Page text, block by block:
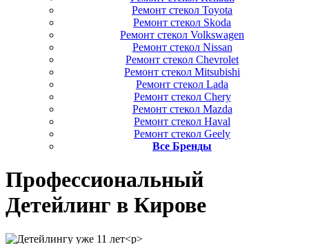
Ремонт стекол Toyota
Ремонт стекол Skoda
Ремонт стекол Volkswagen
Ремонт стекол Nissan
Ремонт стекол Chevrolet
Ремонт стекол Mitsubishi
Ремонт стекол Lada
Ремонт стекол Chery
Ремонт стекол Mazda
Ремонт стекол Haval
Ремонт стекол Geely
Все Бренды
Профессиональный
Детейлинг в Кирове